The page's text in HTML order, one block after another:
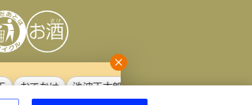
でかけ 池波正太郎 アサヒの人 歴史 夏のビー